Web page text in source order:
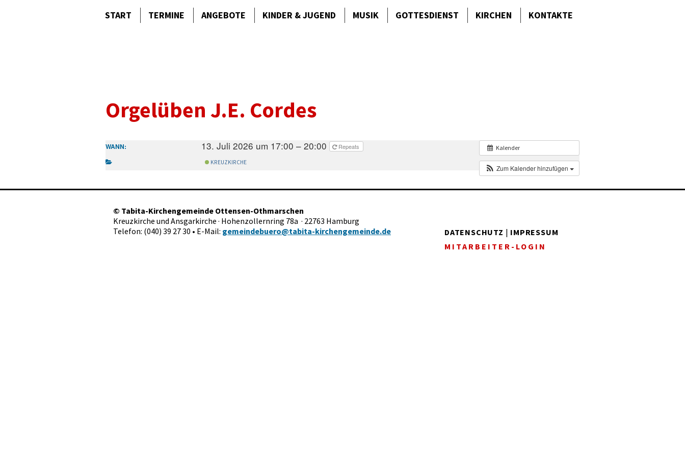
START TERMINE ANGEBOTE KINDER & JUGEND MUSIK GOTTES­DIENST KIRCHEN KONTAKTE
Orgelüben J.E. Cordes
Kalender
Zum Kalender hinzufügen
WANN: 13. Juli 2026 um 17:00 – 20:00 Repeats
KREUZKIRCHE
© Tabita-Kirchengemeinde Ottensen-Othmarschen
Kreuzkirche und Ansgarkirche · Hohenzollernring 78a · 22763 Hamburg
Telefon: (040) 39 27 30 • E-Mail: gemeindebuero@tabita-kirchengemeinde.de DATENSCHUTZ | IMPRESSUM
MITARBEITER-LOGIN